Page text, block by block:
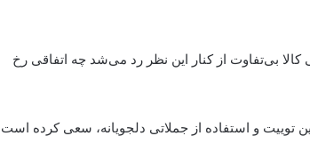
کالا بی‌تفاوت از کنار این نظر رد می‌شد چه اتفاقی رخ
توییت و استفاده از جملاتی دلجویانه، سعی کرده است